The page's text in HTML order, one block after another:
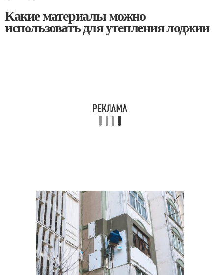
Какие материалы можно
использовать для утепления лоджии